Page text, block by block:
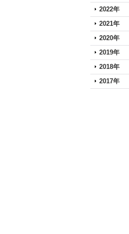
2022年
2021年
2020年
2019年
2018年
2017年